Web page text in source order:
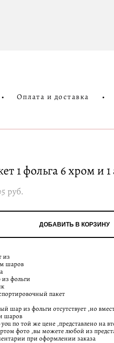
• Оплата и доставка •
1 фольга 6 хром и 1
pуб.
ДОБАВИТЬ В КОРЗИНУ
из
шаров
из фольги
пакет
шар из фольги отсутствует ,но
шаров
you по той же цене ,представлено на
фото ,вы можете любой из
при оформлении заказа